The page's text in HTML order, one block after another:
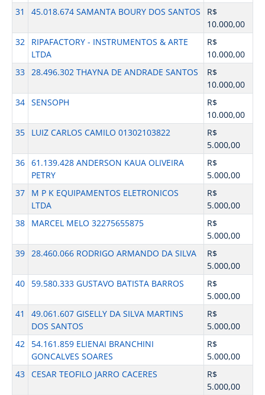
31
45.018.674 SAMANTA BOURY DOS SANTOS
R$
10.000,00
32
RIPAFACTORY - INSTRUMENTOS & ARTE
LTDA
R$
10.000,00
33 28.496.302 THAYNA DE ANDRADE SANTOS
R$
10.000,00
34 SENSOPH
R$
10.000,00
35
LUIZ CARLOS CAMILO 01302103822
R$
5.000,00
36 61.139.428 ANDERSON KAUA OLIVEIRA
PETRY
R$
5.000,00
37
M P K EQUIPAMENTOS ELETRONICOS
LTDA
R$
5.000,00
38
MARCEL MELO 32275655875
R$
5.000,00
39 28.460.066 RODRIGO ARMANDO DA SILVA
R$
5.000,00
40
59.580.333 GUSTAVO BATISTA BARROS
R$
5.000,00
41
49.061.607 GISELLY DA SILVA MARTINS
DOS SANTOS
R$
5.000,00
42
54.161.859 ELIENAI BRANCHINI
GONCALVES SOARES
R$
5.000,00
43 CESAR TEOFILO JARRO CACERES
R$
5.000,00